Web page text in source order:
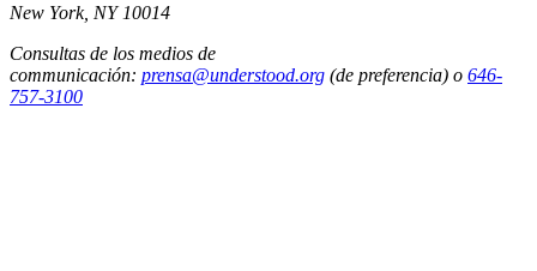
New York, NY 10014
Consultas de los medios de
communicación: prensa@understood.org (de preferencia) o 646-
757-3100